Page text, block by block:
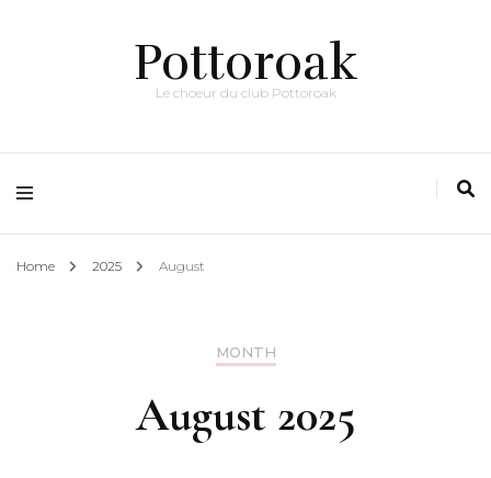
Pottoroak
Le choeur du club Pottoroak
Home 2025 August
MONTH
August 2025